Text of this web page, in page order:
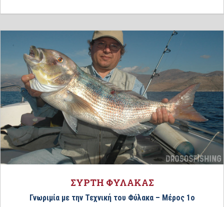
ΣΥΡΤΗ ΦΥΛΑΚΑΣ
Γνωριμία με την Τεχνική του Φύλακα – Μέρος 1ο